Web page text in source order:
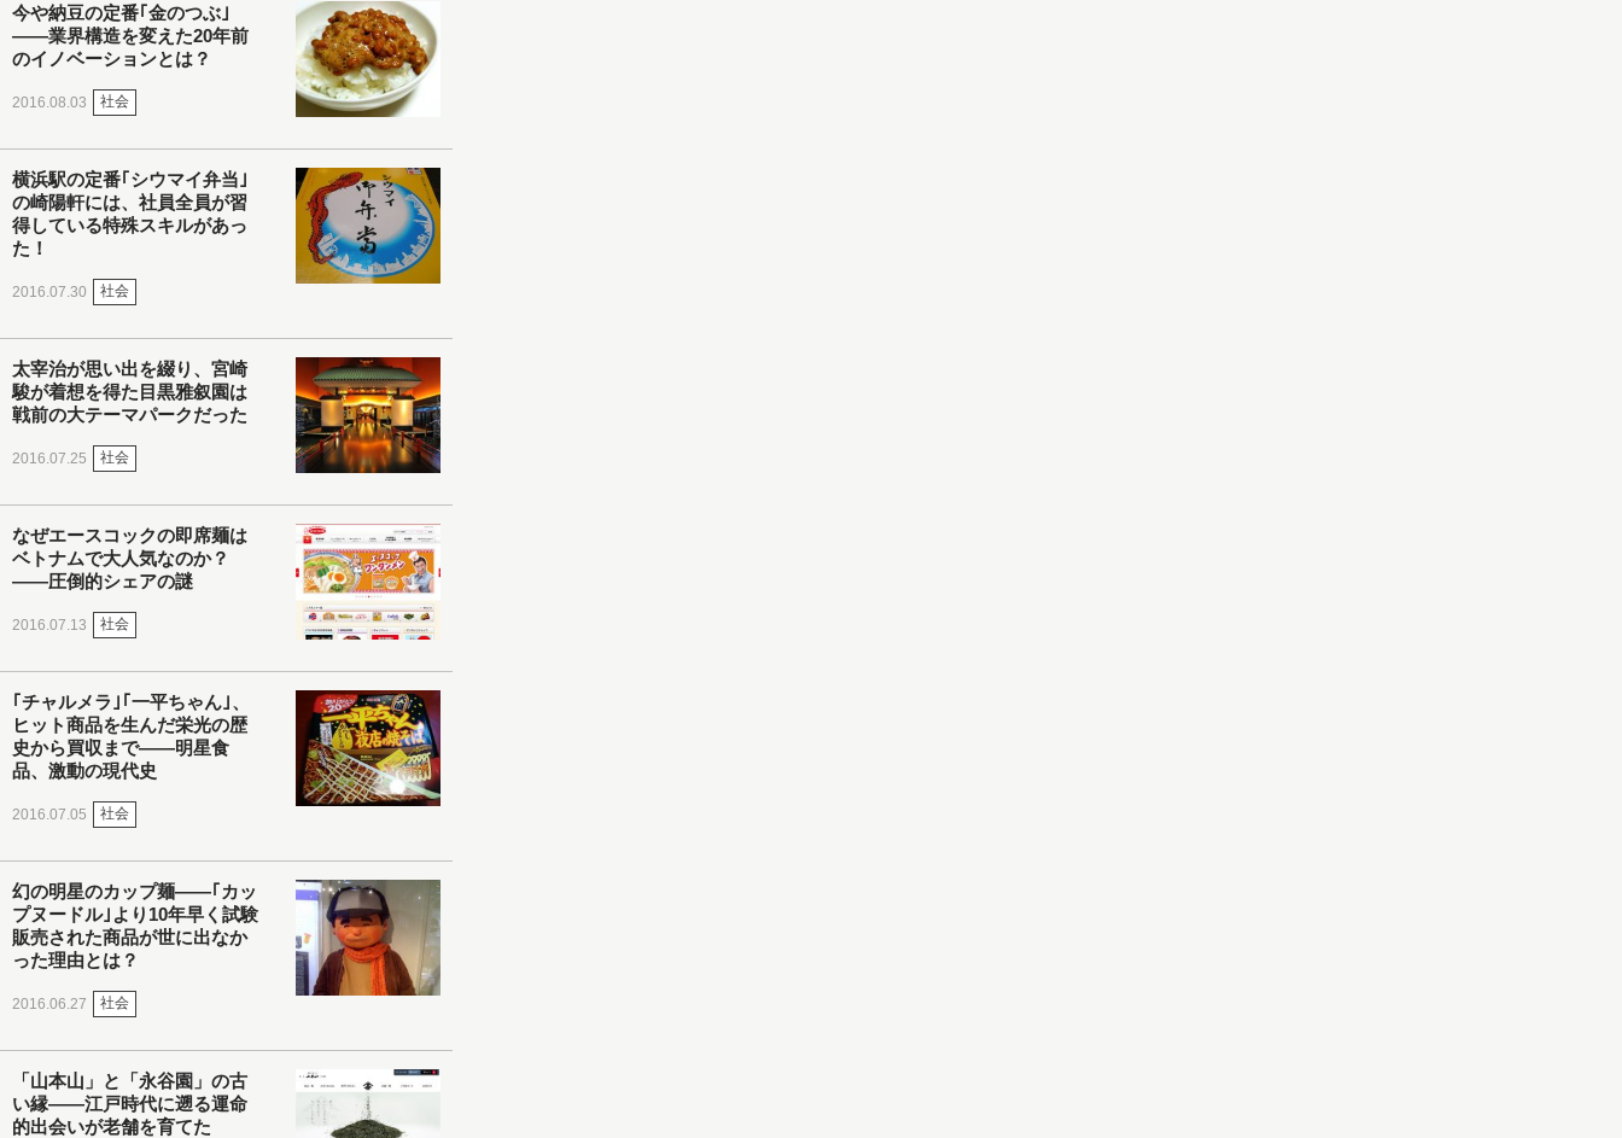
今や納豆の定番｢金のつぶ｣
――業界構造を変えた20年前
のイノベーションとは？
2016.08.03 社会
横浜駅の定番｢シウマイ弁当｣
の崎陽軒には、社員全員が習
得している特殊スキルがあっ
た！
2016.07.30 社会
太宰治が思い出を綴り、宮崎
駿が着想を得た目黒雅叙園は
戦前の大テーマパークだった
2016.07.25 社会
なぜエースコックの即席麺は
ベトナムで大人気なのか？
――圧倒的シェアの謎
2016.07.13 社会
｢チャルメラ｣｢一平ちゃん｣、
ヒット商品を生んだ栄光の歴
史から買収まで――明星食
品、激動の現代史
2016.07.05 社会
幻の明星のカップ麺――｢カッ
プヌードル｣より10年早く試験
販売された商品が世に出なか
った理由とは？
2016.06.27 社会
「山本山」と「永谷園」の古
い縁――江戸時代に遡る運命
的出会いが老舗を育てた